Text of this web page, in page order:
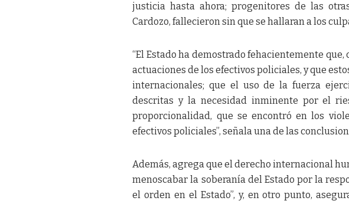
justicia hasta ahora; progenitores de las
Cardozo, fallecieron sin que se hallaran a los
“El Estado ha demostrado fehacientemente
actuaciones de los efectivos policiales, y que
internacionales; que el uso de la fuerza
descritas y la necesidad inminente por el
proporcionalidad, que se encontró en los
efectivos policiales”, señala una de las
Además, agrega que el derecho internacional
menoscabar la soberanía del Estado por la
el orden en el Estado”, y, en otro punto,